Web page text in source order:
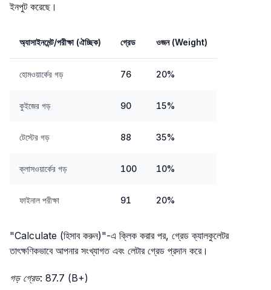
ইনপুট করেছে।
অ্যাসাইনমেন্ট/পরীক্ষা (ঐচ্ছিক) গ্রেড ওজন (Weight)
হোমওয়ার্কের গড় 76 20%
কুইজের গড় 90 15%
টেস্টের গড় 88 35%
ক্লাসওয়ার্কের গড় 100 10%
ফাইনাল পরীক্ষা 91 20%
"Calculate (হিসাব করুন)"-এ ক্লিক করার পর, গ্রেড ক্যালকুলেটর
তাৎক্ষণিকভাবে আপনার সংখ্যাগত এবং লেটার গ্রেড প্রদান করে।
গড় গ্রেড: 87.7 (B+)